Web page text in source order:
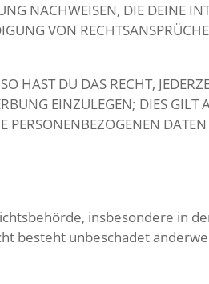
NACHWEISEN, DIE DEINE
VON
HAST DU DAS RECHT,
EINZULEGEN; DIES GILT
insbesondere in
besteht unbeschadet